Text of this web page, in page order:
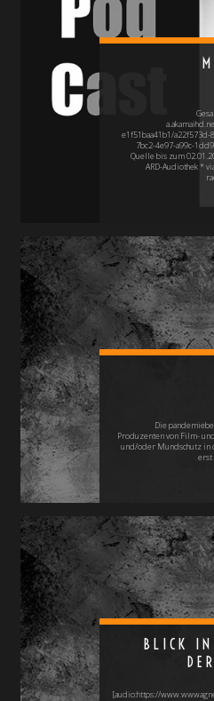
e1f51baa41b1/a22f573d-
7bc2-4e97-a99c-
Quelle bis zum
ARD-Audiothek *
Die
Produzenten von Film-
und/oder Mundschutz in
erst
BLICK IN
[audio:https://